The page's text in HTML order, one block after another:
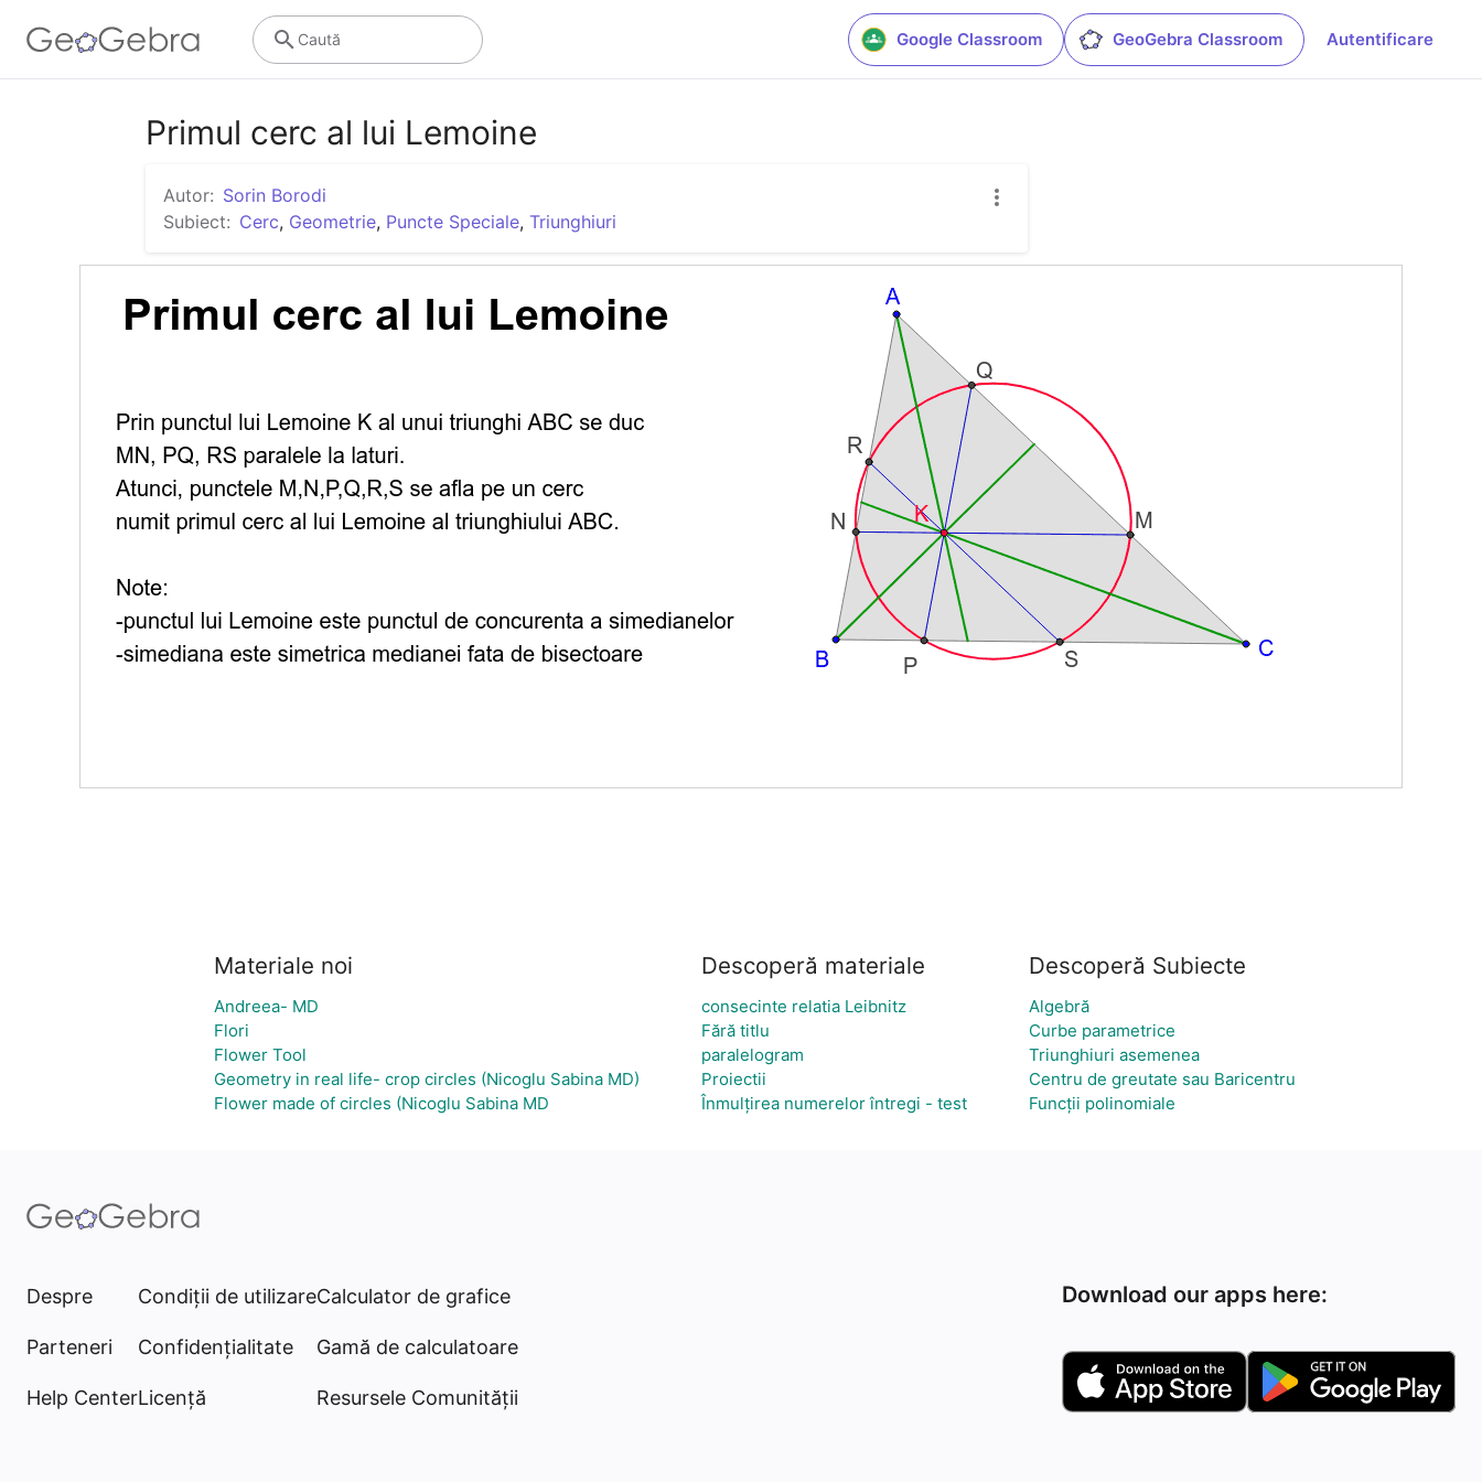
Google Classroom GeoGebra Classroom Autentificare
Caută
Primul cerc al lui Lemoine
Autor: Sorin Borodi
Subiect: Cerc, Geometrie, Puncte Speciale, Triunghiuri
Materiale noi
Andreea- MD
Flori
Flower Tool
Geometry in real life- crop circles (Nicoglu Sabina MD)
Flower made of circles (Nicoglu Sabina MD
Descoperă materiale
consecinte relatia Leibnitz
Fără titlu
paralelogram
Proiectii
Înmulțirea numerelor întregi - test
Descoperă Subiecte
Algebră
Curbe parametrice
Triunghiuri asemenea
Centru de greutate sau Baricentru
Funcții polinomiale
Despre
Parteneri
Help Center
Condiţii de utilizare
Confidențialitate
Licență
Calculator de grafice
Gamă de calculatoare
Resursele Comunității
Download our apps here: